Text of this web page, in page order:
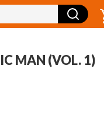
MAN (VOL. 1)